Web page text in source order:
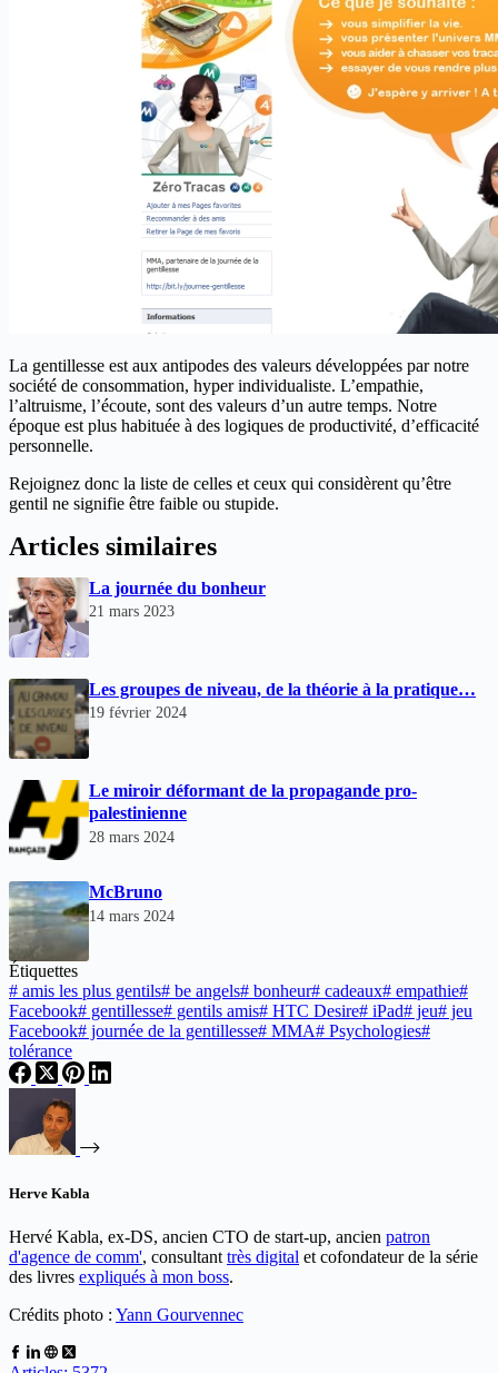
La gentillesse est aux antipodes des valeurs développées par notre
société de consommation, hyper individualiste. L’empathie,
l’altruisme, l’écoute, sont des valeurs d’un autre temps. Notre
époque est plus habituée à des logiques de productivité, d’efficacité
personnelle.
Rejoignez donc la liste de celles et ceux qui considèrent qu’être
gentil ne signifie être faible ou stupide.
Articles similaires
La journée du bonheur
21 mars 2023
Les groupes de niveau, de la théorie à la pratique…
19 février 2024
Le miroir déformant de la propagande pro-
palestinienne
28 mars 2024
McBruno
14 mars 2024
Étiquettes
# amis les plus gentils# be angels# bonheur# cadeaux# empathie#
Facebook# gentillesse# gentils amis# HTC Desire# iPad# jeu# jeu
Facebook# journée de la gentillesse# MMA# Psychologies#
tolérance
Herve Kabla
Hervé Kabla, ex-DS, ancien CTO de start-up, ancien patron
d'agence de comm', consultant très digital et cofondateur de la série
des livres expliqués à mon boss.
Crédits photo : Yann Gourvennec